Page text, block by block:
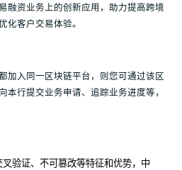
融资业务上的创新应用，助力提高跨境
化客户交易体验。
加入同一区块链平台，则您可通过该区
行提交业务申请、追踪业务进度等，
验证、不可篡改等特征和优势，中